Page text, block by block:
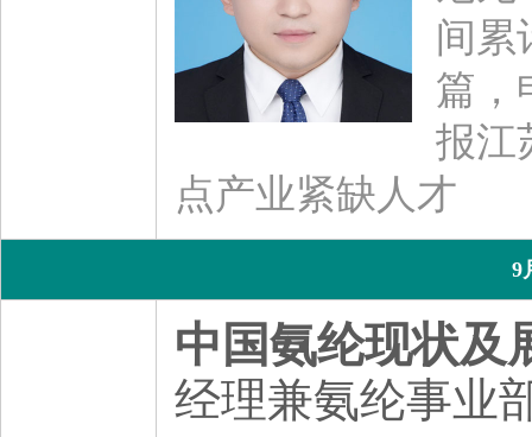
间累
篇，
报江
点产业紧缺人才
9
中国氨纶现状及
经理兼氨纶事业